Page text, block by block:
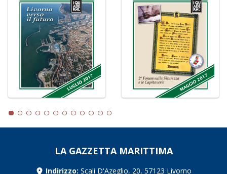
LA GAZZETTA MARITTIMA
Indirizzo: Scali D'Azeglio, 20, 57123 Livorno